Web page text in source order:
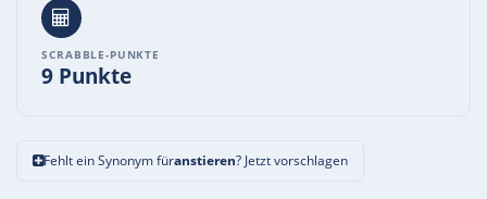
SCRABBLE-PUNKTE
9 Punkte
Fehlt ein Synonym füranstieren? Jetzt vorschlagen